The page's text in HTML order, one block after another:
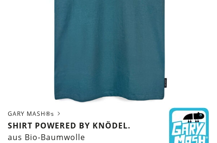
GARY MASH®s
SHIRT POWERED BY KNÖDEL.
aus Bio-Baumwolle